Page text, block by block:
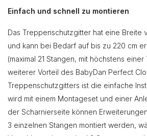
Einfach und schnell zu montieren
Das Treppenschutzgitter hat eine Breite
und kann bei Bedarf auf bis zu 220 cm
(maximal 21 Stangen, mit höchstens
weiterer Vorteil des BabyDan Perfect
Treppenschutzgitters ist die einfache
wird mit einem Montageset und einer
der Scharnierseite können
3 einzelnen Stangen montiert werden,